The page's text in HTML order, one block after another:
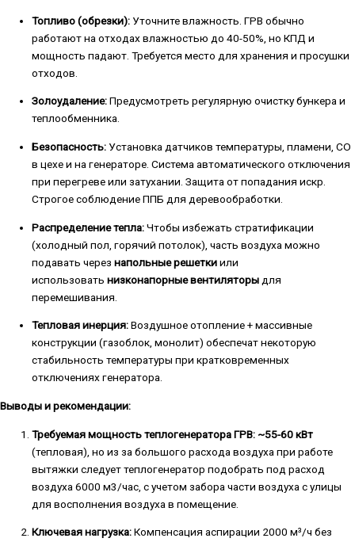
Топливо (обрезки): Уточните влажность. ГРВ обычно
работают на отходах влажностью до 40-50%, но КПД и
мощность падают. Требуется место для хранения и просушки
отходов.
Золоудаление:Предусмотреть регулярную очистку бункера и
теплообменника.
Безопасность: Установка датчиков температуры, пламени, СО
в цехе и на генераторе. Система автоматического отключения
при перегреве или затухании. Защита от попадания искр.
Строгое соблюдение ППБ для деревообработки.
Распределение тепла:Чтобы избежать стратификации
(холодный пол, горячий потолок), часть воздуха можно
подавать через напольные решеткиили
использовать низконапорные вентиляторы для
перемешивания.
Тепловая инерция:Воздушное отопление + массивные
конструкции (газоблок, монолит) обеспечат некоторую
стабильность температуры при кратковременных
отключениях генератора.
Выводы и рекомендации:
Требуемая мощность теплогенератора ГРВ: ~55-60 кВт
(тепловая), но из за большого расхода воздуха при работе
вытяжки следует теплогенератор подобрать под расход
воздуха 6000 м3/час, с учетом забора части воздуха с улицы
для восполнения воздуха в помещение.
Ключевая нагрузка:Компенсация аспирации 2000 м³/ч без